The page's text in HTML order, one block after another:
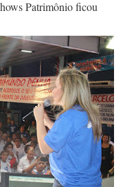
Patrimônio ficou